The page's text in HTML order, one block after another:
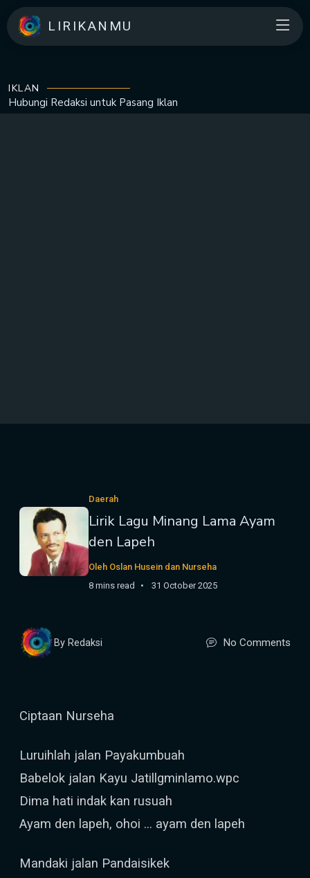
LIRIKANMU
IKLAN
Hubungi Redaksi untuk Pasang Iklan
Daerah
Lirik Lagu Minang Lama Ayam
den Lapeh
Oleh Oslan Husein dan Nurseha
8 mins read
31 October 2025
By Redaksi No Comments
Ciptaan Nurseha
Luruihlah jalan Payakumbuah
Babelok jalan Kayu Jatillgminlamo.wpc
Dima hati indak kan rusuah
Ayam den lapeh, ohoi … ayam den lapeh
Mandaki jalan Pandaisikek